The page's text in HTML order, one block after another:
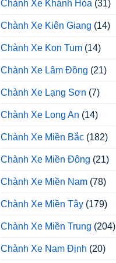
Chành Xe Khánh Hòa (31)
Chành Xe Kiên Giang (14)
Chành Xe Kon Tum (14)
Chành Xe Lâm Đồng (21)
Chành Xe Lạng Sơn (7)
Chành Xe Long An (14)
Chành Xe Miền Bắc (182)
Chành Xe Miền Đông (21)
Chành Xe Miền Nam (78)
Chành Xe Miền Tây (179)
Chành Xe Miền Trung (204)
Chành Xe Nam Định (20)